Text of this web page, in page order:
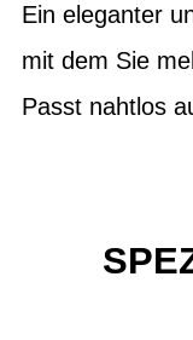
Ein eleganter
mit dem Sie
Passt nahtlos